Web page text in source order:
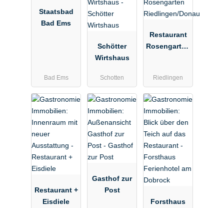
Staatsbad
Bad Ems
Bad Ems
Schötter
Wirtshaus
Schotten
Restaurant
Rosengarten
Riedlingen
Restaurant +
Eisdiele
Gasthof zur
Post
Forsthaus